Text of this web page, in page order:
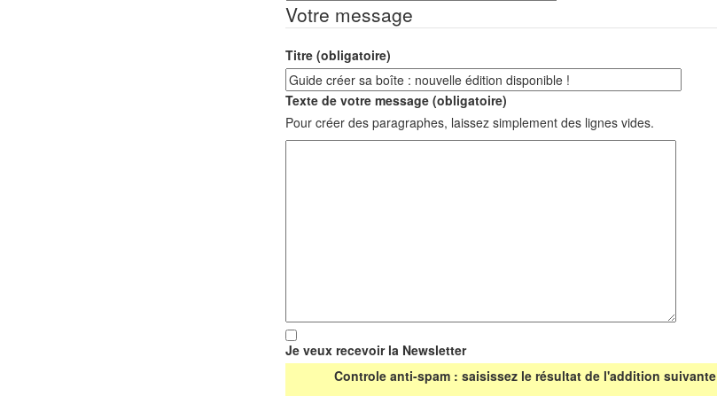
Votre message
Titre (obligatoire)
Texte de votre message (obligatoire)
Pour créer des paragraphes, laissez simplement des lignes vides.
Je veux recevoir la Newsletter
Controle anti-spam : saisissez le résultat de l'addition suivante